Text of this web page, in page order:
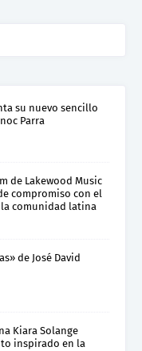
su nuevo sencillo
Parra
de Lakewood Music
compromiso con el
comunidad latina
de José David
Kiara Solange
inspirado en la